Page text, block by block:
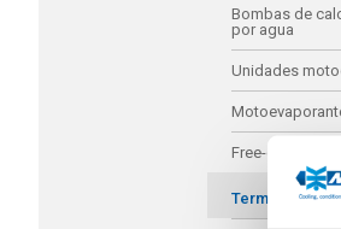
Bombas de
por agua
Unidades
Free-cooling
Terminales